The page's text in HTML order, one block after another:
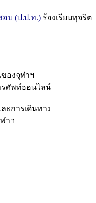
อบ (ป.ป.ท.) ร้องเรียนทุจริต
องจุฬาฯ
ศัพท์ออนไลน์
ะการเดินทาง
าฯ